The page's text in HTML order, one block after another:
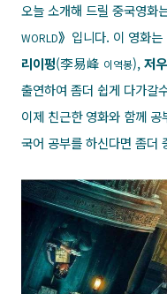
오늘 소개해 드릴 중국영화
WORLD》 입니다. 이 영화는
리이펑(李易峰 이역봉), 저
출연하여 좀더 쉽게 다가갈
이제 친근한 영화와 함께
국어 공부를 하신다면 좀더